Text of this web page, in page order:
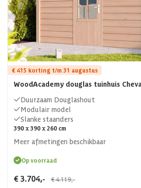
€ 415 korting t/m 31 augustus
WoodAcademy douglas tuinhuis
Duurzaam Douglashout
Modulair model
Slanke staanders
390 x 390 x 260 cm
Meer afmetingen beschikbaar
Op voorraad
€ 3.704,- € 4.119,-